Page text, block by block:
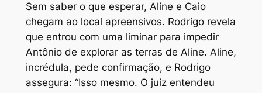
Sem saber o que esperar, Aline e Caio
chegam ao local apreensivos. Rodrigo revela
que entrou com uma liminar para impedir
Antônio de explorar as terras de Aline. Aline,
incrédula, pede confirmação, e Rodrigo
assegura: “Isso mesmo. O juiz entendeu